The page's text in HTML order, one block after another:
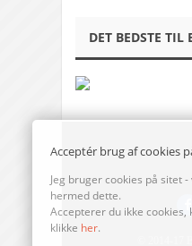
DET BEDSTE
Acceptér brug af cookies
Jeg bruger cookies på sitet
hermed dette.
Accepterer du ikke
klikke her.